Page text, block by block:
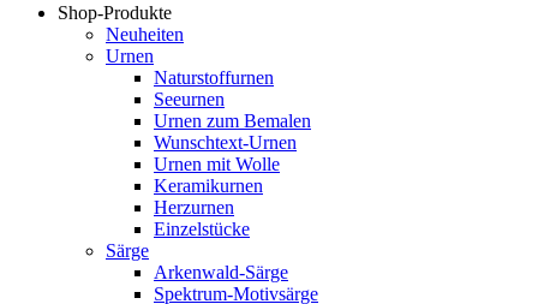
Shop-Produkte
Neuheiten
Urnen
Naturstoffurnen
Seeurnen
Urnen zum Bemalen
Wunschtext-Urnen
Urnen mit Wolle
Keramikurnen
Herzurnen
Einzelstücke
Särge
Arkenwald-Särge
Spektrum-Motivsärge